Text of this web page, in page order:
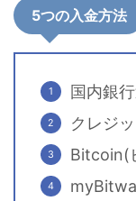
5つの入金方法
国内銀
クレジ
Bitcoin(